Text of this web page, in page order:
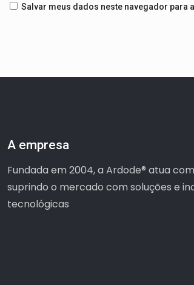
Salvar meus dados neste navegador para
A empresa
Fundada em 2004, a Ardode® atua
suprindo o mercado com soluções e
tecnológicas